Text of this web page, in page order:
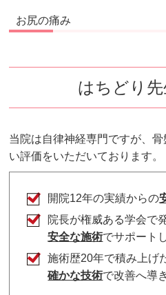
お尻の痛み
はちどり
当院は自律神経専門ですが、
い評価をいただいております。
開院12年の実績からの
院長が権威ある学会で
安全な施術でサポート
施術歴20年で積み上げ
確かな技術で改善へ導